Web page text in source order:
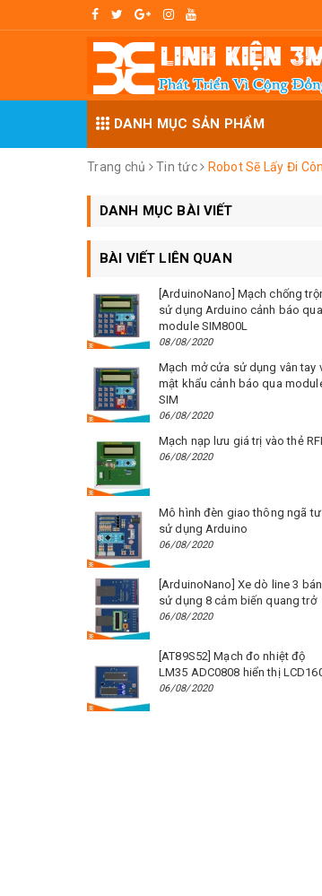
DANH MỤC SẢN PHẨM
Trang chủ Tin tức Robot Sẽ Lấy Đi
DANH MỤC BÀI VIẾT
BÀI VIẾT LIÊN QUAN
[ArduinoNano] Mạch chống
sử dụng Arduino cảnh báo qua
module SIM800L
08/08/2020
Mạch mở cửa sử dụng vân tay
mật khẩu cảnh báo qua
SIM
06/08/2020
Mạch nạp lưu giá trị vào thẻ
06/08/2020
Mô hình đèn giao thông ngã tư
sử dụng Arduino
06/08/2020
[ArduinoNano] Xe dò line 3
sử dụng 8 cảm biến quang trở
06/08/2020
[AT89S52] Mạch đo nhiệt độ
LM35 ADC0808 hiển thị
06/08/2020